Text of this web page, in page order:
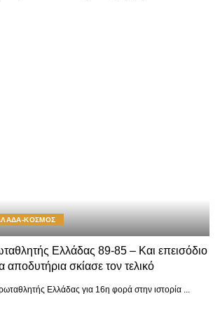
ΚΟΣΜΟΣ
Ελλάδας 89-85 – Και επεισόδιο
σκίασε τον τελικό
Ελλάδας για 16η φορά στην ιστορία